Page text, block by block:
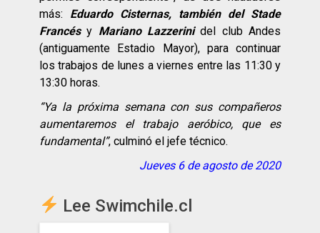
más: Eduardo Cisternas, también del Stade
Francésy Mariano Lazzerinidel club Andes
(antiguamente Estadio Mayor), para continuar
los trabajos de lunes a viernes entre las 11:30 y
13:30 horas.
“Ya la próxima semana con sus compañeros
aumentaremos el trabajo aeróbico, que es
fundamental”, culminó el jefe técnico.
Jueves 6 de agosto de 2020
Lee Swimchile.cl